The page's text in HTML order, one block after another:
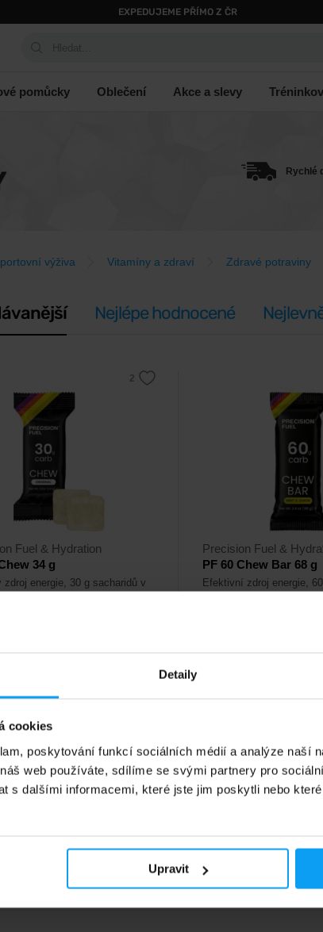
Detaily
cookies
poskytování funkcí sociálních médií a analýze naší
web používáte, sdílíme se svými partnery pro
s dalšími informacemi, které jste jim poskytli nebo
Upravit
EXPEDUJEME PŘÍMO Z ČR
pomůcky Oblečení Akce a slevy
Rychlé
výživa Vitamíny a zdraví Zdravé potraviny
Nejlépe hodnocené
Fuel & Hydration
34 g
zdroj energie, 30 g sacharidů v
Precision Fuel &
PF 60 Chew Bar 68 g
Efektivní zdroj energie,
96Kč